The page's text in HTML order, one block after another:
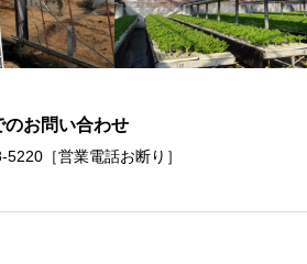
のお問い合わせ
［営業電話お断り］